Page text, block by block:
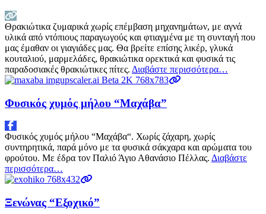
Θρακιώτικα ζυμαρικά χωρίς επέμβαση μηχανημάτων, με αγνά
υλικά από ντόπιους παραγωγούς και φτιαγμένα με τη συνταγή που
μας έμαθαν οι γιαγιάδες μας. Θα βρείτε επίσης λικέρ, γλυκά
κουταλιού, μαρμελάδες, θρακιώτικα ορεκτικά και φυσικά τις
παραδοσιακές θρακιώτικες πίτες. Διαβάστε περισσότερα…
Φυσικός χυμός μήλου “Μαχάβα”
Φυσικός χυμός μήλου “Μαχάβα“. Χωρίς ζάχαρη, χωρίς
συντηρητικά, παρά μόνο με τα φυσικά σάκχαρα και αρώματα του
φρούτου. Με έδρα τον Παλιό Άγιο Αθανάσιο Πέλλας. Διαβάστε
περισσότερα…
Ξενώνας “Εξοχικό”